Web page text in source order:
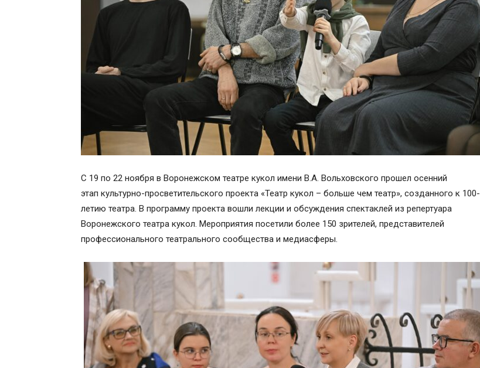
С 19 по 22 ноября в Воронежском театре кукол имени В.А. Вольховского прошел осенний
этап культурно-просветительского проекта «Театр кукол – больше чем театр», созданного к 100-
летию театра. В программу проекта вошли лекции и обсуждения спектаклей из репертуара
Воронежского театра кукол. Мероприятия посетили более 150 зрителей, представителей
профессионального театрального сообщества и медиасферы.